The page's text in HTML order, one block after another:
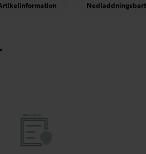
Nedladdningsbart